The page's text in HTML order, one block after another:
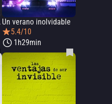
Un verano inolvidable
5.4/10
1h29min